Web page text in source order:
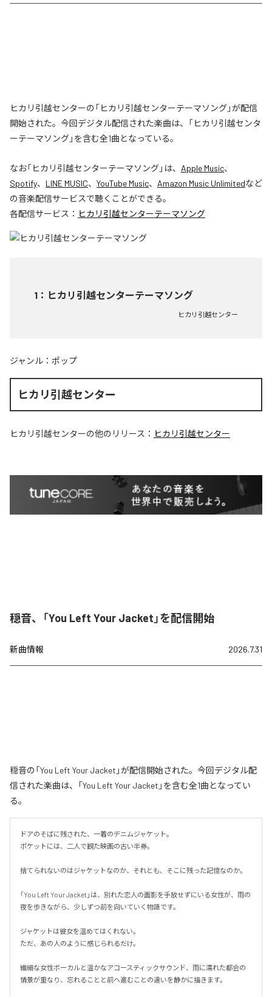
ヒカリ引越センターの「ヒカリ引越センターテーマソング」が配信
開始された。今回デジタル配信された楽曲は、「ヒカリ引越センタ
ーテーマソング」を含む全1曲となっている。
なお「ヒカリ引越センターテーマソング」は、 Apple Music、
Spotify、 LINE MUSIC、 YouTube Music、 Amazon Music Unlimitedなど
の音楽配信サービスで聴くことができる。
各配信サービス： ヒカリ引越センターテーマソング
1 ： ヒカリ引越センターテーマソング
ヒカリ引越センター
ジャンル： ポップ
ヒカリ引越センター
ヒカリ引越センターの他のリリース： ヒカリ引越センター
穏音、「You Left Your Jacket」を配信開始
新曲情報 2026.7.31
穏音の「You Left Your Jacket」が配信開始された。今回デジタル配
信された楽曲は、「You Left Your Jacket」を含む全1曲となってい
る。
ドアのそばに残された、一着のデニムジャケット。
ポケットには、二人で観た映画の古い半券。
捨てられないのはジャケットなのか、それとも、そこに残った記憶なのか。
「You Left Your Jacket」は、別れた恋人の面影を手放せずにいる女性が、雨の
夜を歩きながら、少しずつ前を向いていく物語です。
ジャケットは彼女を温めてはくれない。
ただ、あの人のように感じられるだけ。
繊細な女性ボーカルと温かなアコースティックサウンド、雨に濡れた都会の
情景が重なり、忘れることと前へ進むことの違いを静かに描きます。